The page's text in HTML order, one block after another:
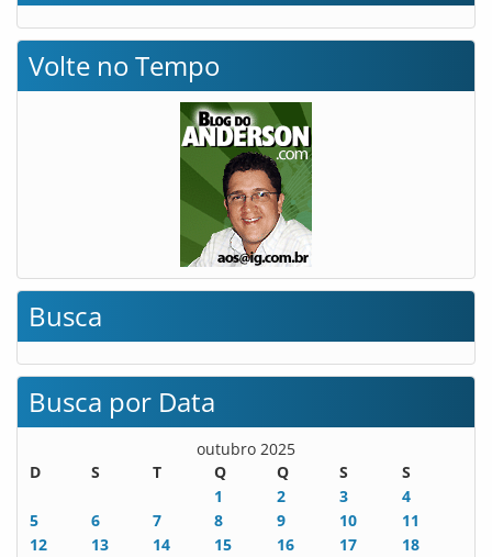
Volte no Tempo
Busca
Busca por Data
outubro 2025
D
S T Q Q S
S
1
2 3
4
5
6 7 8 9 10
11
12
13 14 15 16 17
18